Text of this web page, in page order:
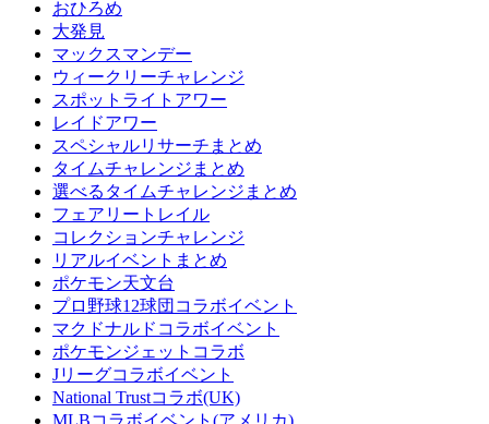
おひろめ
大発見
マックスマンデー
ウィークリーチャレンジ
スポットライトアワー
レイドアワー
スペシャルリサーチまとめ
タイムチャレンジまとめ
選べるタイムチャレンジまとめ
フェアリートレイル
コレクションチャレンジ
リアルイベントまとめ
ポケモン天文台
プロ野球12球団コラボイベント
マクドナルドコラボイベント
ポケモンジェットコラボ
Jリーグコラボイベント
National Trustコラボ(UK)
MLBコラボイベント(アメリカ)